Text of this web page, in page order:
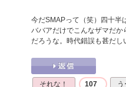
今だSMAPって（笑）四十半
ババアだけでこんなザマだ
だろうな。時代錯誤も甚だし
それな！ 107